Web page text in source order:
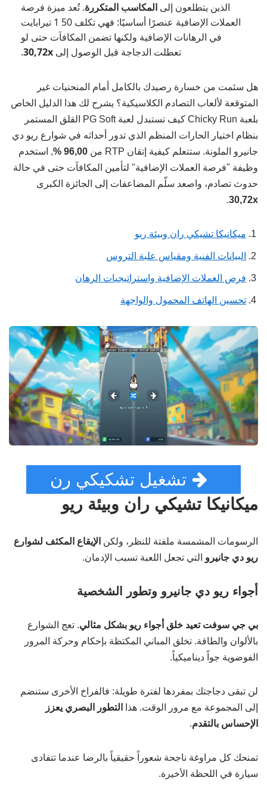
الذين يتطلعون إلى المكاسب المتكررة. تُعد ميزة فرصة
العملات الإضافية عنصرًا أساسيًا: فهي تكلف 50 1 تيرابايت
في الرهانات الإضافية ولكنها تضمن المكافآت حتى لو
تعطلت الدجاجة قبل الوصول إلى 30,72x
.
هل سئمت من خسارة رصيدك بالكامل أمام المنحنيات غير
المتوقعة لألعاب التصادم الكلاسيكية؟ يشرح لك هذا الدليل الخاص
بلعبة Chicky Run كيف تستبدل لعبة PG Soft القلق المستمر
بنظام اختيار الحارات المنظم الذي تدور أحداثه في شوارع ريو دي
جانيرو الملونة. ستتعلم كيفية إتقان RTP من
96,00 %
, استخدم
وظيفة "فرصة العملات الإضافية" لتأمين المكافآت حتى في حالة
حدوث تصادم، واصعد سلّم المضاعفات إلى الجائزة الكبرى
30,72x
.
ميكانيكا تشيكي ران وبيئة ريو
البيانات الفنية ومقياس علبة التروس
فرص العملات الإضافية واستراتيجيات الرهان
تحسين الهاتف المحمول والواجهة
ميكانيكا تشيكي ران وبيئة ريو
الرسومات المشمسة ملفتة للنظر، ولكن الإيقاع المكثف لشوارع
ريو دي جانيرو التي تجعل اللعبة تسبب الإدمان.
أجواء ريو دي جانيرو وتطور الشخصية
بي جي سوفت تعيد خلق أجواء ريو بشكل مثالي. تعج الشوارع
بالألوان والطاقة. تخلق المباني المكتظة بإحكام وحركة المرور
الفوضوية جواً ديناميكياً.
لن تبقى دجاجتك بمفردها لفترة طويلة: فالفراخ الأخرى ستنضم
إلى المجموعة مع مرور الوقت. هذا
التطور البصري يعزز
الإحساس بالتقدم.
تمنحك كل مراوغة ناجحة شعوراً حقيقياً بالرضا عندما تتفادى
سيارة في اللحظة الأخيرة.